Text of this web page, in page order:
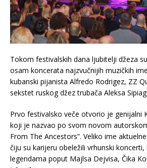
Tokom festivalskih dana ljubitelji džeza
osam koncerata najzvučnijih muzičkih
kubanski pijanista Alfredo Rodrigez, ZZ
sekstet ruskog džez trubača Aleksa
Prvo festivalsko veče otvorio je genijalni
koji je nazvao po svom novom
From The Ancestors”. Veliko ime
čiju su karijeru obeležili vrhunski
legendama poput Majlsa Dejvisa, Čika